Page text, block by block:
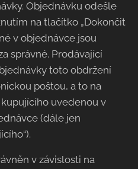
Objednávku odešle
na tlačítko „Dokončit
v objednávce jsou
správné. Prodávající
toto obdržení
poštou, a to na
uvedenou v
(dále jen
v závislosti na